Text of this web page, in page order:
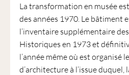
La transformation en musée
des années 1970. Le bâtiment
l’inventaire supplémentaire
Historiques en 1973 et
l’année même où est organisé
d’architecture à l’issue